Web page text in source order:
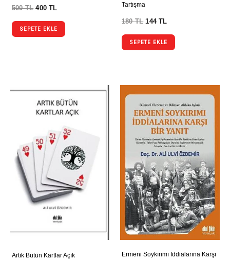
500TL 400TL
SEPETE EKLE
Tartışma
180TL 144TL
SEPETE EKLE
Artık Bütün Kartlar Açık
Ermeni Soykırımı İddialarına Karşı